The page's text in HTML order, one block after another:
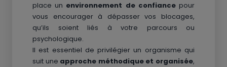
place un environnement de confiancepour
vous encourager à dépasser vos blocages,
qu’ils soient liés à votre parcours ou
psychologique.
Il est essentiel de privilégier un organisme qui
suit une approche méthodique et organisée,